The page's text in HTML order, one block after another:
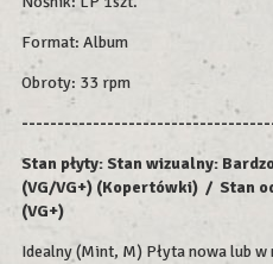
Format: Album
Obroty: 33 rpm
Stan płyty: Stan wizualny:
(VG/VG+) (Kopertówki) / Stan
(VG+)
Idealny (Mint, M) Płyta nowa lub w